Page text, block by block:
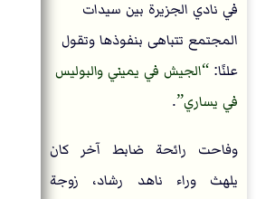
في نادي الجزيرة بين سيدات
المجتمع تتباهى بنفوذها وتقول
علنًا:
الجيش في يميني والبوليس
في يساري .
وفاحت رائحة ضابط آخر كان
يلهث وراء ناهد رشاد، زوجة